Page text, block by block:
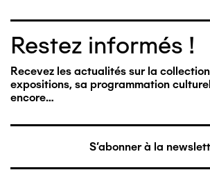
Restez informés !
Recevez les actualités sur la
expositions, sa programmation
encore…
S'abonner à la